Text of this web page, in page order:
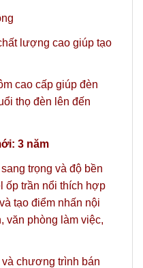
lượng cao giúp tạo
cao cấp giúp đèn
thọ đèn lên đến
3 năm
trọng và độ bền
ốp trần nổi thích hợp
tạo điểm nhấn nội
văn phòng làm việc,
chương trình bán